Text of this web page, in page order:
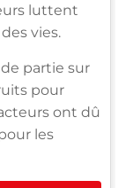
luttent
vies.
partie sur
pour
ont dû
les